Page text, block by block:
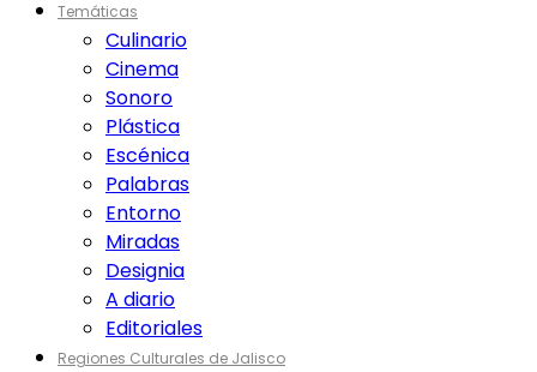
Temáticas
Culinario
Cinema
Sonoro
Plástica
Escénica
Palabras
Entorno
Miradas
Designia
A diario
Editoriales
Regiones Culturales de Jalisco